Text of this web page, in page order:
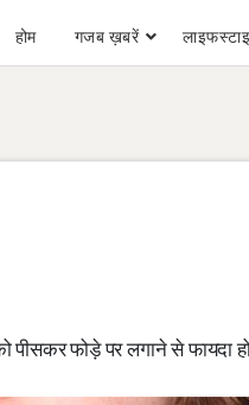
होम गजब ख़बरें
पीसकर फोड़े पर लगाने से फायदा